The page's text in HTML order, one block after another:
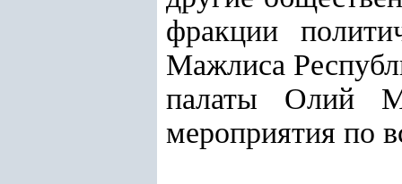
фракции
Мажлиса
палаты Олий
мероприятия по